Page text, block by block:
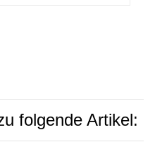
folgende Artikel: